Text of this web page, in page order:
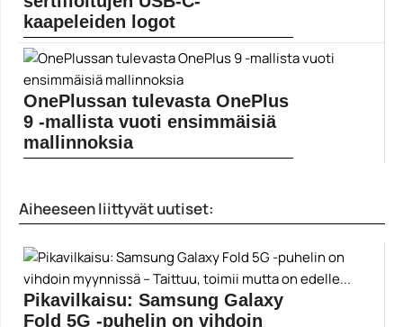
kaapeleiden logot
USB Implementers Forum on julkistanut logot, jotka
Mobiiliuutiset
OnePlussan tulevasta OnePlus
9 -mallista vuoti ensimmäisiä
mallinnoksia
Mobiili
Aiheeseen liittyvät uutiset:
Pikavilkaisu: Samsung Galaxy
Fold 5G -puhelin on vihdoin